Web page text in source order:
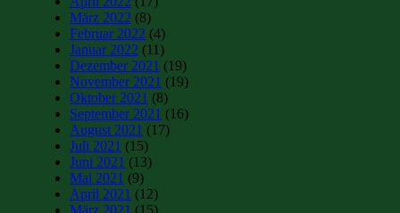
März 2022 (8)
Februar 2022 (4)
Januar 2022 (11)
Dezember 2021 (19)
November 2021 (19)
Oktober 2021 (8)
September 2021 (16)
August 2021 (17)
Juli 2021 (15)
Juni 2021 (13)
Mai 2021 (9)
April 2021 (12)
März 2021 (15)